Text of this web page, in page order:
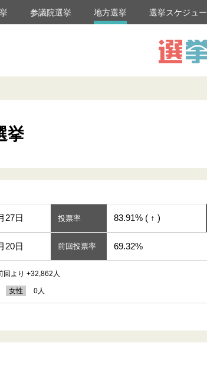
参議院選挙 地方選挙 選挙スケジュ
挙
27日 投票率 83.91% ( ↑ )
20日 前回投票率 69.32%
回より +32,862人
女性 0人